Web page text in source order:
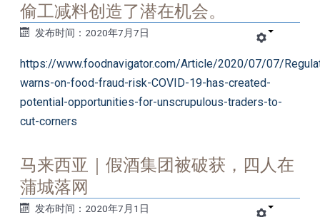
偷工减料创造了潜在机会。
发布时间：2020年7月7日
https://www.foodnavigator.com/Article/2020/07/07/
warns-on-food-fraud-risk-COVID-19-has-created-
potential-opportunities-for-unscrupulous-traders-to-
cut-corners
马来西亚｜假酒集团被破获，四人在
蒲城落网
发布时间：2020年7月1日